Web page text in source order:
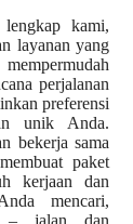
kami,
layanan yang
perjalanan
preferensi
unik Anda.
bekerja sama
paket
kerjaan dan
mencari,